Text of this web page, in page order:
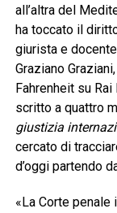
all’altra del
ha toccato il
giurista e
Graziano
Fahrenheit su
scritto a quattro
giustizia
cercato di
d’oggi partendo
«La Corte penale